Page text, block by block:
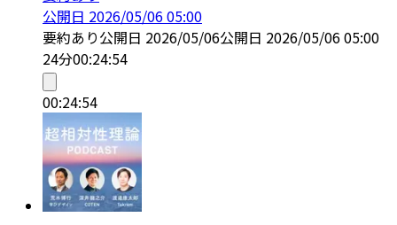
公開日 2026/05/06 05:00
要約あり公開日 2026/05/06公開日 2026/05/06 05:00
24分00:24:54
00:24:54